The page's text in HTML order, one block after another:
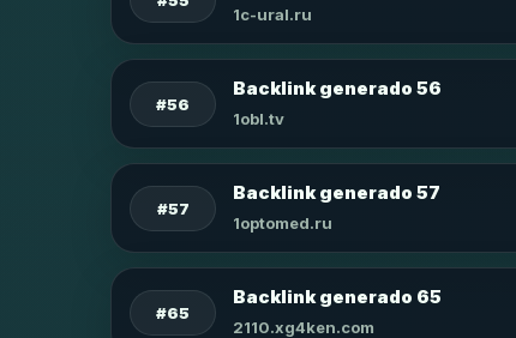
1c-ural.ru
#56
Backlink generado 56
1obl.tv
#57
Backlink generado 57
1optomed.ru
#65
Backlink generado 65
2110.xg4ken.com